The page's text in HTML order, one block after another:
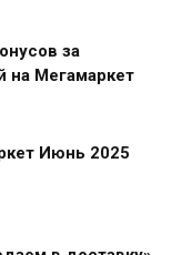
за
на Мегамаркет
Июнь 2025